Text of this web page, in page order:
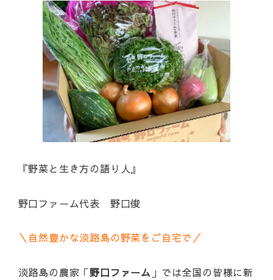
『野菜と生き方の語り人』
野口ファーム代表 野口俊
＼自然豊かな淡路島の野菜をご自宅で／
淡路島の農家「野口ファーム 」では全国の皆様に新